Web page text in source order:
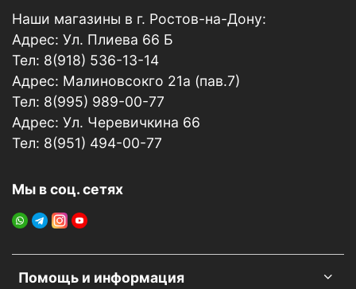
Помощь и информация
Наши магазины в г. Ростов-на-Дону:
Адрес: Ул. Плиева 66 Б
Тел: 8(918) 536-13-14
Адрес: Малиновсокго 21а (пав.7)
Тел: 8(995) 989-00-77
Адрес: Ул. Черевичкина 66
Тел: 8(951) 494-00-77
Мы в соц. сетях